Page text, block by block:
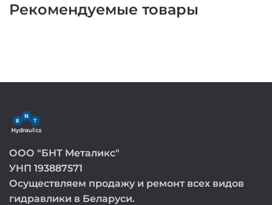
Рекомендуемые товары
ООО "БНТ Металикс"
УНП 193887571
Осуществляем продажу и ремонт всех видов
гидравлики в Беларуси.